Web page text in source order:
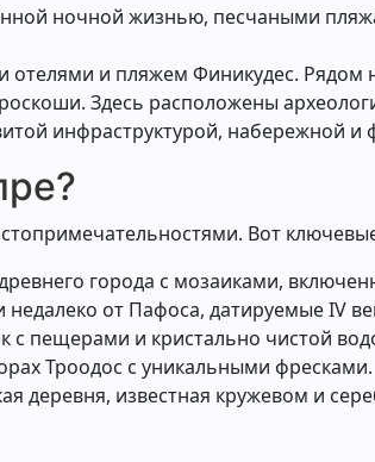
ночной жизнью, песчаными
отелями и пляжем Финикудес. Рядом
Здесь расположены
инфраструктурой, набережной и
Вот
города с мозаиками,
от Пафоса, датируемые IV
пещерами и кристально чистой
Троодос с уникальными фресками.
деревня, известная кружевом и